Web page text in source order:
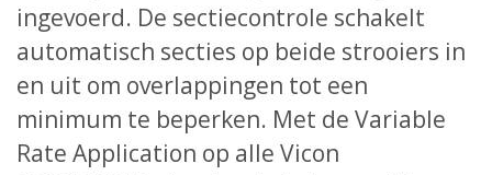
ingevoerd. De sectiecontrole schakelt
automatisch secties op beide strooiers in
en uit om overlappingen tot een
minimum te beperken. Met de Variable
Rate Application op alle Vicon